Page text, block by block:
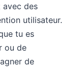
des
utilisateur.
tu es
ou de
de